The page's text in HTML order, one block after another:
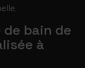
de bain de
à